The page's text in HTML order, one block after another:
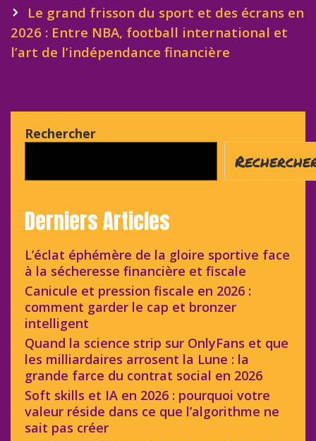
Le grand frisson du sport et des écrans en
2026 : Entre NBA, football international et
l’art de l’indépendance financière
Rechercher
Derniers Articles
L’éclat éphémère de la gloire sportive face
à la sécheresse financière et fiscale
Canicule et pression fiscale en 2026 :
comment garder le cap et bronzer
intelligent
Quand la science strip sur OnlyFans et que
les milliardaires arrosent la Lune : la
grande farce du contrat social en 2026
Soft skills et IA en 2026 : pourquoi votre
valeur réside dans ce que l’algorithme ne
sait pas créer